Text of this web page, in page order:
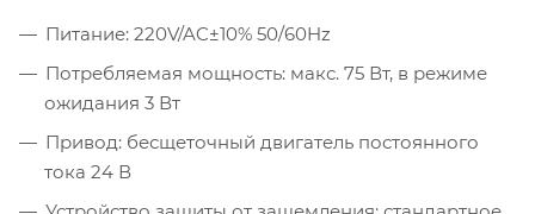
Питание: 220V/AC±10% 50/60Hz
Потребляемая мощность: макс. 75 Вт, в режиме
ожидания 3 Вт
Привод: бесщеточный двигатель постоянного
тока 24 В